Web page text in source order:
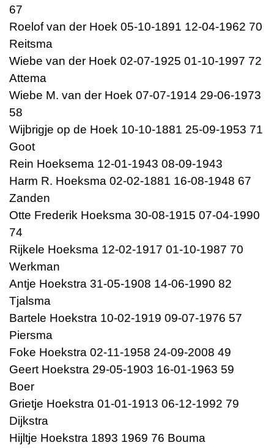
67
Roelof van der Hoek 05-10-1891 12-04-1962 70
Reitsma
Wiebe van der Hoek 02-07-1925 01-10-1997 72
Attema
Wiebe M. van der Hoek 07-07-1914 29-06-1973
58
Wijbrigje op de Hoek 10-10-1881 25-09-1953 71
Goot
Rein Hoeksema 12-01-1943 08-09-1943
Harm R. Hoeksma 02-02-1881 16-08-1948 67
Zanden
Otte Frederik Hoeksma 30-08-1915 07-04-1990
74
Rijkele Hoeksma 12-02-1917 01-10-1987 70
Werkman
Antje Hoekstra 31-05-1908 14-06-1990 82
Tjalsma
Bartele Hoekstra 10-02-1919 09-07-1976 57
Piersma
Foke Hoekstra 02-11-1958 24-09-2008 49
Geert Hoekstra 29-05-1903 16-01-1963 59
Boer
Grietje Hoekstra 01-01-1913 06-12-1992 79
Dijkstra
Hijltje Hoekstra 1893 1969 76 Bouma